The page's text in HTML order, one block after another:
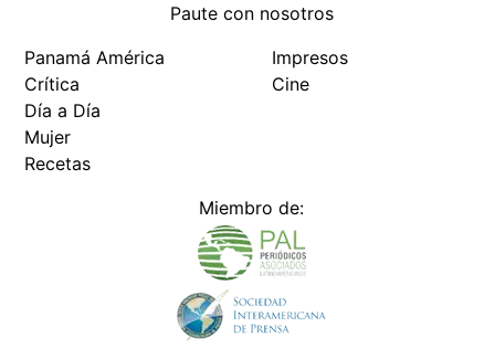
Paute con nosotros
Panamá América
Crítica
Día a Día
Mujer
Recetas
Impresos
Cine
Miembro de: